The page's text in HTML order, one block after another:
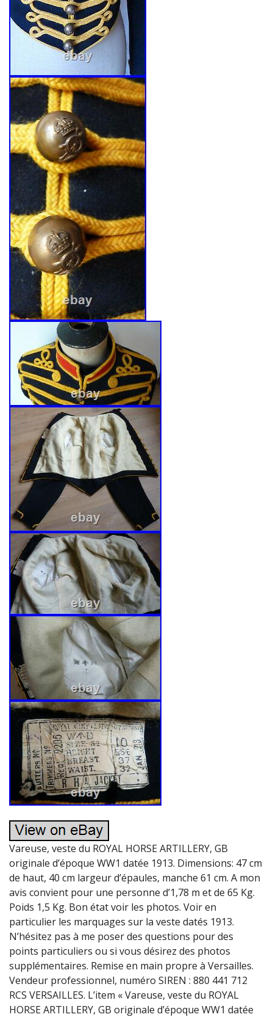
Vareuse, veste du ROYAL HORSE ARTILLERY, GB
originale d’époque WW1 datée 1913. Dimensions: 47 cm
de haut, 40 cm largeur d’épaules, manche 61 cm. A mon
avis convient pour une personne d’1,78 m et de 65 Kg.
Poids 1,5 Kg. Bon état voir les photos. Voir en
particulier les marquages sur la veste datés 1913.
N’hésitez pas à me poser des questions pour des
points particuliers ou si vous désirez des photos
supplémentaires. Remise en main propre à Versailles.
Vendeur professionnel, numéro SIREN : 880 441 712
RCS VERSAILLES. L’item « Vareuse, veste du ROYAL
HORSE ARTILLERY, GB originale d’époque WW1 datée